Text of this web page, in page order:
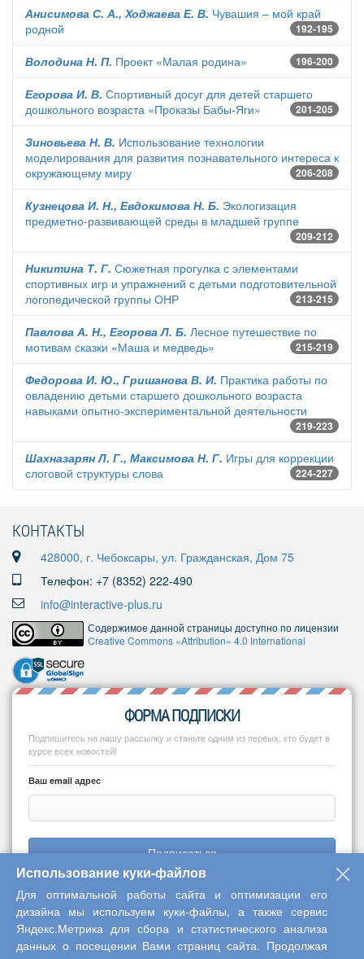
Анисимова С. А., Ходжаева Е. В. Чувашия – мой край
родной
192-195
Володина Н. П. Проект «Малая родина» 196-200
Егорова И. В. Спортивный досуг для детей старшего
дошкольного возраста «Проказы Бабы-Яги»
201-205
Зиновьева Н. В. Использование технологии
моделирования для развития познавательного интереса к
окружающему миру
206-208
Кузнецова И. Н., Евдокимова Н. Б. Экологизация
предметно-развивающей среды в младшей группе
209-212
Никитина Т. Г. Сюжетная прогулка с элементами
спортивных игр и упражнений с детьми подготовительной
логопедической группы ОНР
213-215
Павлова А. Н., Егорова Л. Б. Лесное путешествие по
мотивам сказки «Маша и медведь»
215-219
Федорова И. Ю., Гришанова В. И. Практика работы по
овладению детьми старшего дошкольного возраста
навыками опытно-экспериментальной деятельности
219-223
Шахназарян Л. Г., Максимова Н. Г. Игры для коррекции
слоговой структуры слова
224-227
КОНТАКТЫ
428000, г. Чебоксары, ул. Гражданская, Дом 75
Телефон: +7 (8352) 222-490
info@interactive-plus.ru
Содержимое данной страницы доступно по лицензии
Creative Commons «Attribution» 4.0 International
ФОРМА ПОДПИСКИ
Подпишитесь на нашу рассылку и станьте одним из первых, кто будет в
курсе всех новостей!
Ваш email адрес
Подписаться
Copyright © 2013-2026 Центр научного сотрудничества «Интерактив
Использование куки-файлов
Для оптимальной работы сайта и оптимизации его
дизайна мы используем куки-файлы, а также сервис
Яндекс.Метрика для сбора и статистического анализа
данных о посещении Вами страниц сайта. Продолжая